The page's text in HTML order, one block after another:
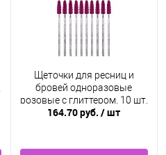
Щеточки для ресниц и
бровей одноразовые
розовые с глиттером, 10 шт.
164.70 руб./ шт